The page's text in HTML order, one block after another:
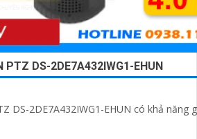
PTZ DS-2DE7A432IWG1-EHUN
DS-2DE7A432IWG1-EHUN có khả năng